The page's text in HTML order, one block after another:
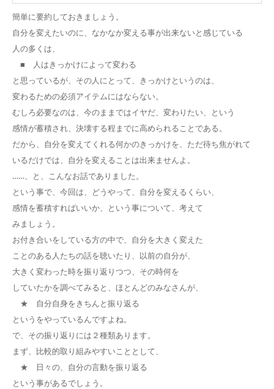
簡単に要約しておきましょう。
自分を変えたいのに、なかなか変える事が出来ないと感じている
人の多くは、
■ 人はきっかけによって変わる
と思っているが、その人にとって、きっかけというのは、
変わるための必須アイテムにはならない。
むしろ必要なのは、今のままではイヤだ、変わりたい、という
感情が蓄積され、決壊する程までに高められることである。
だから、自分を変えてくれる何かのきっかけを、ただ待ち焦がれて
いるだけでは、自分を変えることは出来ませんよ。
……、と、こんなお話でありました。
という事で、今回は、どうやって、自分を変えるくらい、
感情を蓄積すればいいか、という事について、考えて
みましょう。
お付き合いをしている方の中で、自分を大きく変えた
ことのある人たちの話を聴いたり、以前の自分が、
大きく変わった時を振り返りつつ、その時何を
していたかを調べてみると、ほとんどのみなさんが、
★ 自分自身をきちんと振り返る
というをやっているんですよね。
で、その振り返りには２種類あります。
まず、比較的取り組みやすいこととして、
★ 日々の、自分の言動を振り返る
という事があるでしょう。